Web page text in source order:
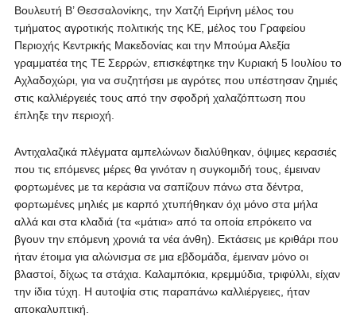
Βουλευτή Β’ Θεσσαλονίκης, την Χατζή Ειρήνη μέλος του
τμήματος αγροτικής πολιτικής της ΚΕ, μέλος του Γραφείου
Περιοχής Κεντρικής Μακεδονίας και την Μπούμα Αλεξία
γραμματέα της ΤΕ Σερρών, επισκέφτηκε την Κυριακή 5 Ιουλίου το
Αχλαδοχώρι, για να συζητήσει με αγρότες που υπέστησαν ζημιές
στις καλλιέργειές τους από την σφοδρή χαλαζόπτωση που
έπληξε την περιοχή.
Αντιχαλαζικά πλέγματα αμπελώνων διαλύθηκαν, όψιμες κερασιές
που τις επόμενες μέρες θα γινόταν η συγκομιδή τους, έμειναν
φορτωμένες με τα κεράσια να σαπίζουν πάνω στα δέντρα,
φορτωμένες μηλιές με καρπό χτυπήθηκαν όχι μόνο στα μήλα
αλλά και στα κλαδιά (τα «μάτια» από τα οποία επρόκειτο να
βγουν την επόμενη χρονιά τα νέα άνθη). Εκτάσεις με κριθάρι που
ήταν έτοιμα για αλώνισμα σε μια εβδομάδα, έμειναν μόνο οι
βλαστοί, δίχως τα στάχια. Καλαμπόκια, κρεμμύδια, τριφύλλι, είχαν
την ίδια τύχη. Η αυτοψία στις παραπάνω καλλιέργειες, ήταν
αποκαλυπτική.